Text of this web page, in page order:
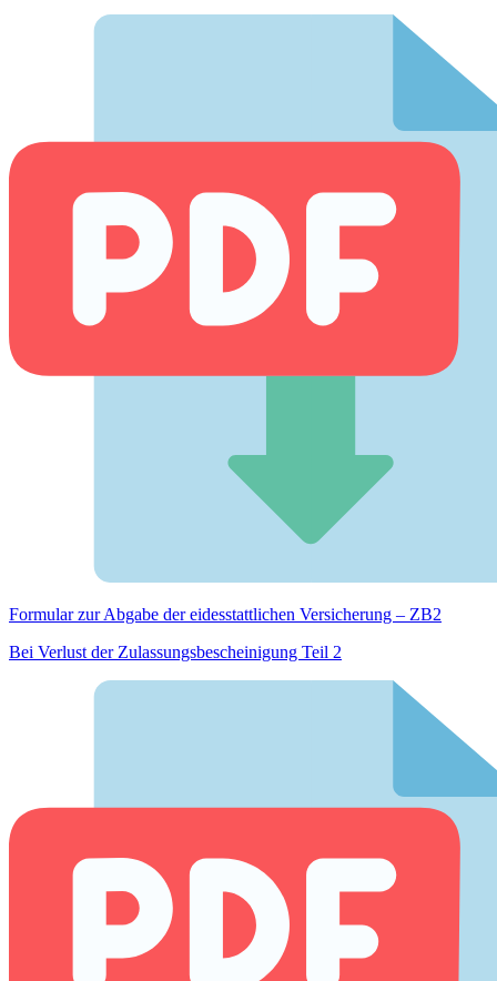
Formular zur Abgabe der eides­stattlichen Versicherung – ZB2
Bei Verlust der Zulassungsbescheinigung Teil 2